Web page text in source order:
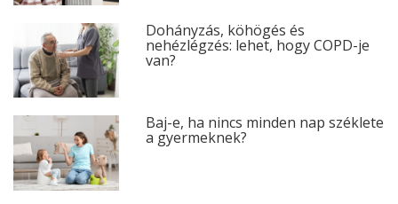
Dohányzás, köhögés és
nehézlégzés: lehet, hogy COPD-je
van?
Baj-e, ha nincs minden nap széklete
a gyermeknek?